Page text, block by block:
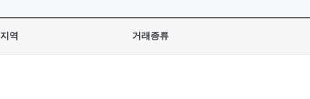
지역 거래종류